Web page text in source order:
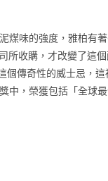
煤味的強度，雅柏有
所收購，才改變了這
傳奇性的威士忌，
，榮獲包括「全球